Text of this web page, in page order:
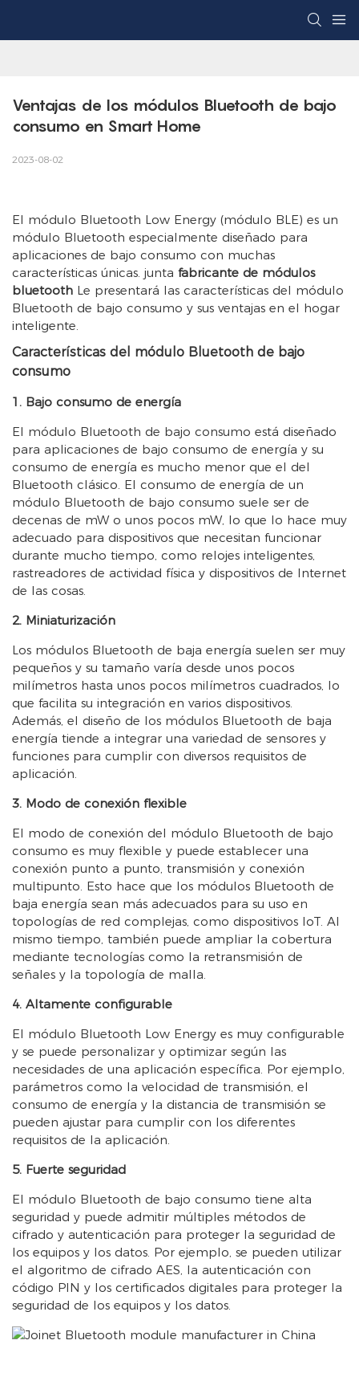
Ventajas de los módulos Bluetooth de bajo
consumo en Smart Home
2023-08-02
El módulo Bluetooth Low Energy (módulo BLE) es un
módulo Bluetooth especialmente diseñado para
aplicaciones de bajo consumo con muchas
características únicas. junta fabricante de módulos
bluetooth Le presentará las características del módulo
Bluetooth de bajo consumo y sus ventajas en el hogar
inteligente.
Características del módulo Bluetooth de bajo
consumo
1. Bajo consumo de energía
El módulo Bluetooth de bajo consumo está diseñado
para aplicaciones de bajo consumo de energía y su
consumo de energía es mucho menor que el del
Bluetooth clásico. El consumo de energía de un
módulo Bluetooth de bajo consumo suele ser de
decenas de mW o unos pocos mW, lo que lo hace muy
adecuado para dispositivos que necesitan funcionar
durante mucho tiempo, como relojes inteligentes,
rastreadores de actividad física y dispositivos de Internet
de las cosas.
2. Miniaturización
Los módulos Bluetooth de baja energía suelen ser muy
pequeños y su tamaño varía desde unos pocos
milímetros hasta unos pocos milímetros cuadrados, lo
que facilita su integración en varios dispositivos.
Además, el diseño de los módulos Bluetooth de baja
energía tiende a integrar una variedad de sensores y
funciones para cumplir con diversos requisitos de
aplicación.
3. Modo de conexión flexible
El modo de conexión del módulo Bluetooth de bajo
consumo es muy flexible y puede establecer una
conexión punto a punto, transmisión y conexión
multipunto. Esto hace que los módulos Bluetooth de
baja energía sean más adecuados para su uso en
topologías de red complejas, como dispositivos IoT. Al
mismo tiempo, también puede ampliar la cobertura
mediante tecnologías como la retransmisión de
señales y la topología de malla.
4. Altamente configurable
El módulo Bluetooth Low Energy es muy configurable
y se puede personalizar y optimizar según las
necesidades de una aplicación específica. Por ejemplo,
parámetros como la velocidad de transmisión, el
consumo de energía y la distancia de transmisión se
pueden ajustar para cumplir con los diferentes
requisitos de la aplicación.
5. Fuerte seguridad
El módulo Bluetooth de bajo consumo tiene alta
seguridad y puede admitir múltiples métodos de
cifrado y autenticación para proteger la seguridad de
los equipos y los datos. Por ejemplo, se pueden utilizar
el algoritmo de cifrado AES, la autenticación con
código PIN y los certificados digitales para proteger la
seguridad de los equipos y los datos.